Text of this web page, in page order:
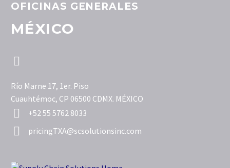
OFICINAS GENERALES
MÉXICO


Río Marne 17, 1er. Piso
Cuauhtémoc, CP 06500 CDMX. MÉXICO

 +52 55 5762 8033

 pricingTXA@scsolutionsinc.com